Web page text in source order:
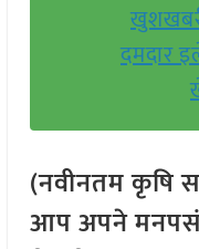
दमदार
(नवीनतम कृषि
आप अपने